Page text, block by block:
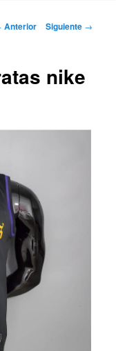
Anterior Siguiente →
nike